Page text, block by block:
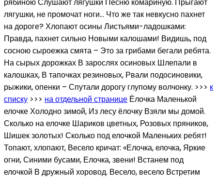
лягушки, не промочат ноги… Что же так невкусно пахнет
на дороге? Хлопают осины Листьями-ладошками:
Правда, пахнет сильно Новыми калошами! Видишь, под
сосною сыроежка смята – Это за грибами бегали ребята.
На сырых дорожках В зарослях осиновых Шлепали в
калошках, В тапочках резиновых, Рвали подосиновики,
рыжики, опенки – Спутали дорогу глупому волчонку. >>> к
списку >>> на отдельной странице Ёлочка Маленькой
елочке Холодно зимой, Из лесу ёлочку Взяли мы домой.
Сколько на елочке Шариков цветных, Розовых пряников,
Шишек золотых! Сколько под елочкой Маленьких ребят!
Топают, хлопают, Весело кричат: «Елочка, елочка, Яркие
огни, Синими бусами, Елочка, звени! Встанем под
елочкой В дружный хоровод. Весело, весело Встретим